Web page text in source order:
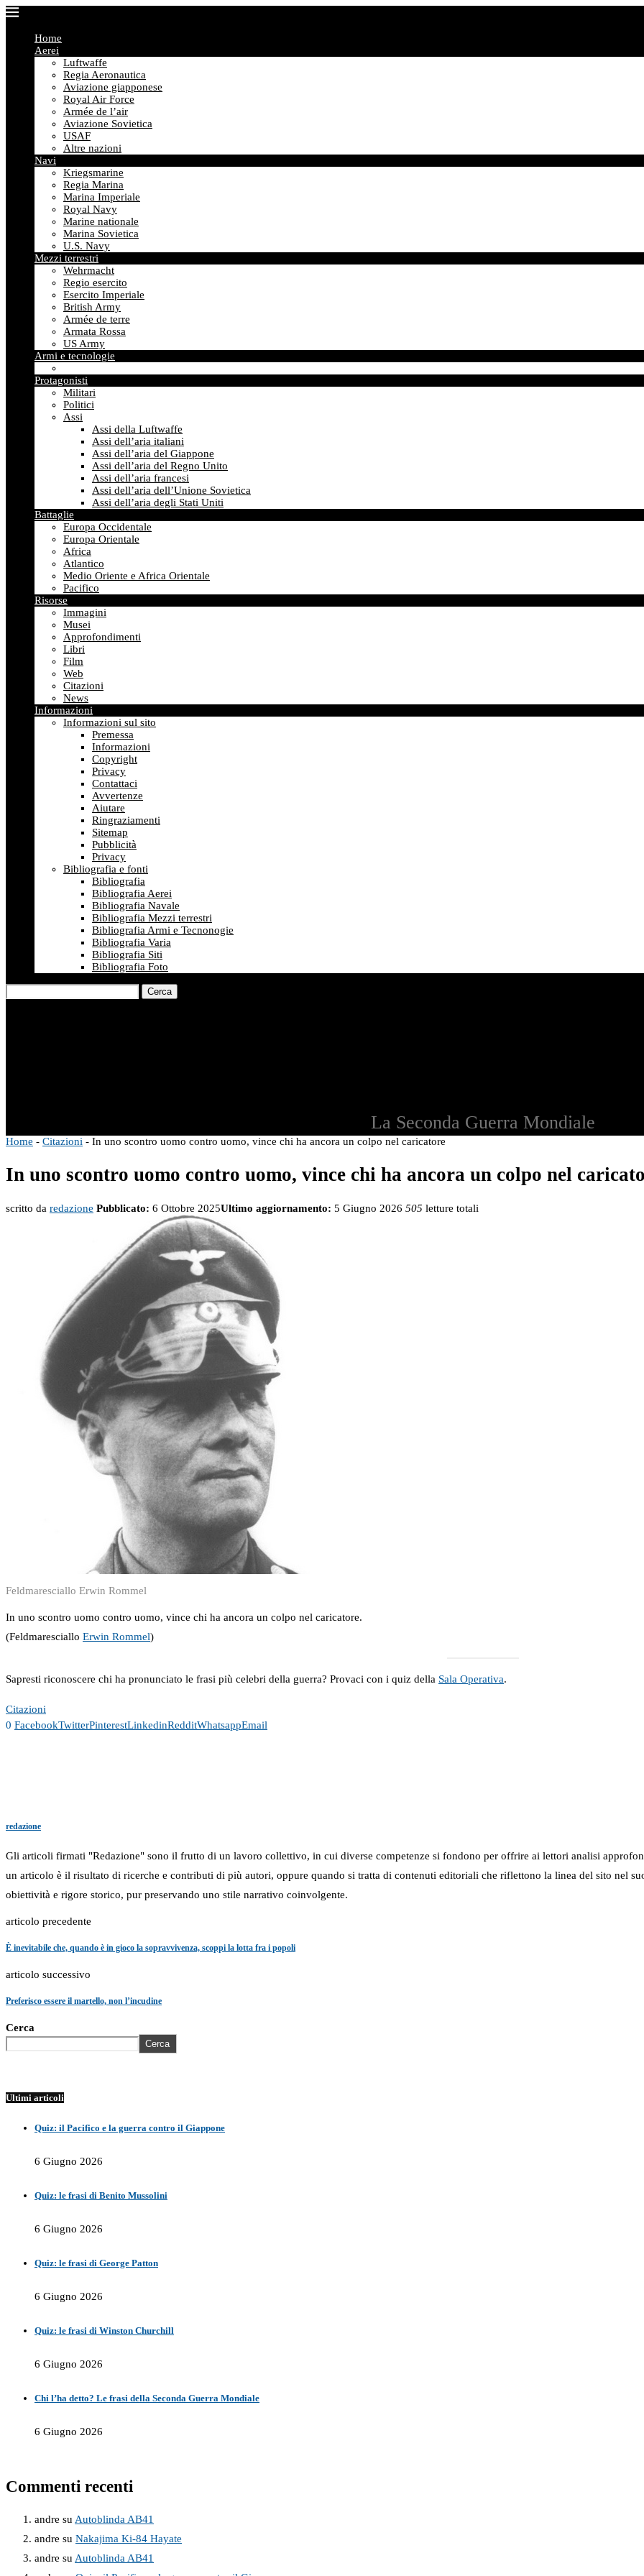
Home
Aerei
Luftwaffe
Regia Aeronautica
Aviazione giapponese
Royal Air Force
Armée de l’air
Aviazione Sovietica
USAF
Altre nazioni
Navi
Kriegsmarine
Regia Marina
Marina Imperiale
Royal Navy
Marine nationale
Marina Sovietica
U.S. Navy
Mezzi terrestri
Wehrmacht
Regio esercito
Esercito Imperiale
British Army
Armée de terre
Armata Rossa
US Army
Armi e tecnologie
Protagonisti
Militari
Politici
Assi
Assi della Luftwaffe
Assi dell’aria italiani
Assi dell’aria del Giappone
Assi dell’aria del Regno Unito
Assi dell’aria francesi
Assi dell’aria dell’Unione Sovietica
Assi dell’aria degli Stati Uniti
Battaglie
Europa Occidentale
Europa Orientale
Africa
Atlantico
Medio Oriente e Africa Orientale
Pacifico
Risorse
Immagini
Musei
Approfondimenti
Libri
Film
Web
Citazioni
News
Informazioni
Informazioni sul sito
Premessa
Informazioni
Copyright
Privacy
Contattaci
Avvertenze
Aiutare
Ringraziamenti
Sitemap
Pubblicità
Privacy
Bibliografia e fonti
Bibliografia
Bibliografia Aerei
Bibliografia Navale
Bibliografia Mezzi terrestri
Bibliografia Armi e Tecnonogie
Bibliografia Varia
Bibliografia Siti
Bibliografia Foto
Cerca
La Seconda Guerra Mondiale
Home - Citazioni - In uno scontro uomo contro uomo, vince chi ha ancora un colpo nel caricatore
In uno scontro uomo contro uomo, vince chi ha ancora un colpo nel
scritto da redazione Pubblicato: 6 Ottobre 2025Ultimo aggiornamento: 5 Giugno 2026 505 letture totali
Feldmaresciallo Erwin Rommel
In uno scontro uomo contro uomo, vince chi ha ancora un colpo nel caricatore.
(Feldmaresciallo Erwin Rommel)
Sapresti riconoscere chi ha pronunciato le frasi più celebri della guerra? Provaci con i quiz della Sala Operativa.
Citazioni
0 FacebookTwitterPinterestLinkedinRedditWhatsappEmail
redazione
Gli articoli firmati "Redazione" sono il frutto di un lavoro collettivo, in cui diverse competenze si fondono per offrire ai lettori analisi
un articolo è il risultato di ricerche e contributi di più autori, oppure quando si tratta di contenuti editoriali che riflettono la linea del sito nel
obiettività e rigore storico, pur preservando uno stile narrativo coinvolgente.
articolo precedente
È inevitabile che, quando è in gioco la sopravvivenza, scoppi la lotta fra i popoli
articolo successivo
Preferisco essere il martello, non l’incudine
Cerca
Cerca
Ultimi articoli
Quiz: il Pacifico e la guerra contro il Giappone
6 Giugno 2026
Quiz: le frasi di Benito Mussolini
6 Giugno 2026
Quiz: le frasi di George Patton
6 Giugno 2026
Quiz: le frasi di Winston Churchill
6 Giugno 2026
Chi l’ha detto? Le frasi della Seconda Guerra Mondiale
6 Giugno 2026
Commenti recenti
andre su Autoblinda AB41
andre su Nakajima Ki-84 Hayate
andre su Autoblinda AB41